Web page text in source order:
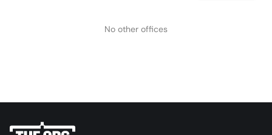
No other offices